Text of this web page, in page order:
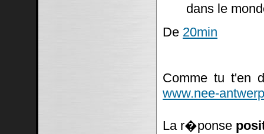
dans le
De 20min
Comme tu t'en
www.nee-
La r�ponse